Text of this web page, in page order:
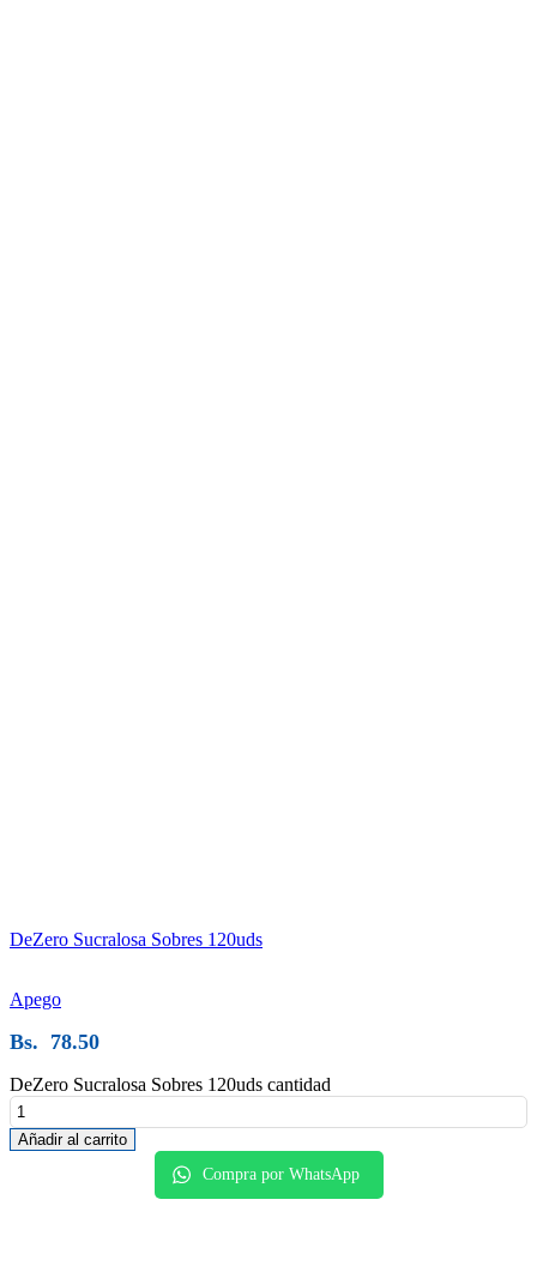
DeZero Sucralosa Sobres 120uds
Apego
Bs. 78.50
DeZero Sucralosa Sobres 120uds cantidad
Añadir al carrito
Compra por WhatsApp